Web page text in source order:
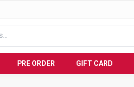
PRE ORDER GIFT CARD